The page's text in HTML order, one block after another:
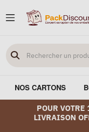
NOS CARTONS
POUR
LIVRAISON